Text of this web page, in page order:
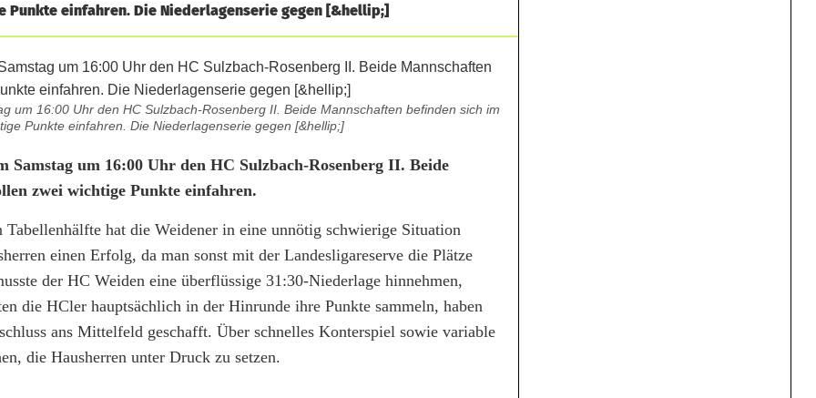
einfahren. Die Niederlagenserie gegen [&hellip;]
um 16:00 Uhr den HC Sulzbach-Rosenberg II. Beide Mannschaften befinden sich im
Punkte einfahren. Die Niederlagenserie gegen [&hellip;]
Samstag um 16:00 Uhr den HC Sulzbach-Rosenberg II. Beide
zwei wichtige Punkte einfahren.
hat die Weidener in eine unnötig schwierige Situation
einen Erfolg, da man sonst mit der Landesligareserve die Plätze
der HC Weiden eine überflüssige 31:30-Niederlage hinnehmen,
die HCler hauptsächlich in der Hinrunde ihre Punkte sammeln, haben
ans Mittelfeld geschafft. Über schnelles Konterspiel sowie variable
die Hausherren unter Druck zu setzen.